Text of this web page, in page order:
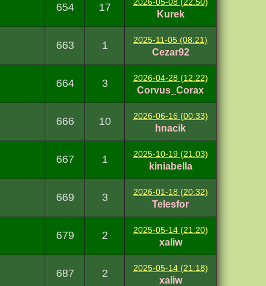
654 17
Kurek
663 1 2025-11-05 (08:21)
Cezar92
664 3 2026-04-28 (12:22)
Corvus_Corax
666 10 2026-06-16 (00:33)
hnacik
667 1 2025-10-19 (21:03)
kiniabella
669 3 2026-01-18 (20:32)
Telesfor
679 2 2025-05-14 (21:20)
xaliw
687 2 2025-05-14 (21:18)
xaliw